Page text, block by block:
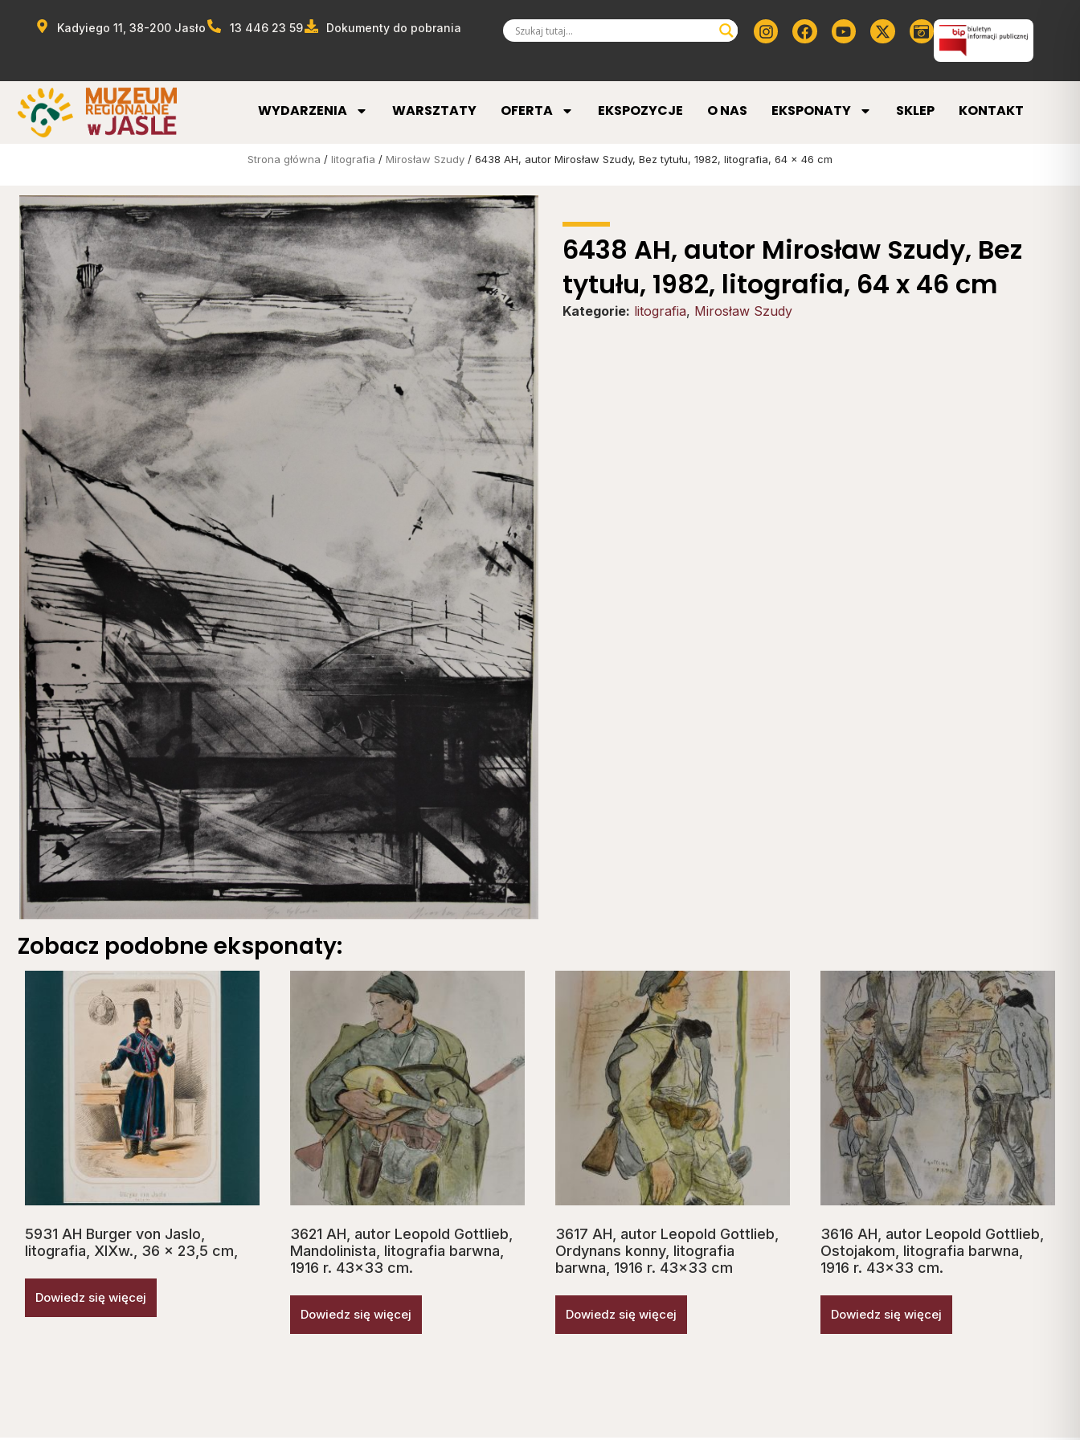
Kadyiego 11, 38-200 Jasło 13 446 23 59 Dokumenty do pobrania
WYDARZENIA WARSZTATY OFERTA EKSPOZYCJE O NAS EKSPONATY SKLEP KONTAKT
Strona główna / litografia / Mirosław Szudy / 6438 AH, autor Mirosław Szudy, Bez tytułu, 1982, litografia, 64 x 46 cm
6438 AH, autor Mirosław Szudy, Bez
tytułu, 1982, litografia, 64 x 46 cm
Kategorie: litografia, Mirosław Szudy
Zobacz podobne eksponaty:
5931 AH Burger von Jaslo,
litografia, XIXw., 36 x 23,5 cm,
Dowiedz się więcej
3621 AH, autor Leopold Gottlieb,
Mandolinista, litografia barwna,
1916 r. 43×33 cm.
Dowiedz się więcej
3617 AH, autor Leopold Gottlieb,
Ordynans konny, litografia
barwna, 1916 r. 43×33 cm
Dowiedz się więcej
3616 AH, autor Leopold Gottlieb,
Ostojakom, litografia barwna,
1916 r. 43×33 cm.
Dowiedz się więcej